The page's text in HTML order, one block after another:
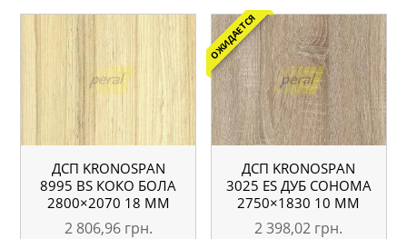
ДСП KRONOSPAN
8995 ВS КОКО БОЛА
2800×2070 18 ММ
2 806,96 грн.
ОЖИДАЕТСЯ
ДСП KRONOSPAN
3025 ES ДУБ СОНОМА
2750×1830 10 ММ
2 398,02 грн.